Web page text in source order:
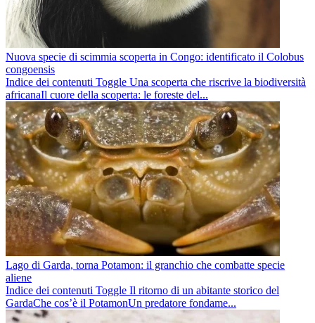
Nuova specie di scimmia scoperta in Congo: identificato il Colobus
congoensis
Indice dei contenuti Toggle Una scoperta che riscrive la biodiversità
africanaIl cuore della scoperta: le foreste del...
Lago di Garda, torna Potamon: il granchio che combatte specie
aliene
Indice dei contenuti Toggle Il ritorno di un abitante storico del
GardaChe cos’è il PotamonUn predatore fondame...